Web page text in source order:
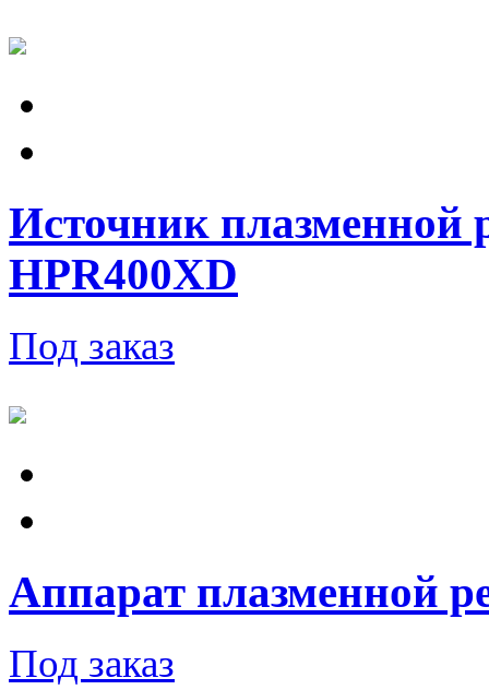
Источник плазменной
HPR400XD
Под заказ
Аппарат плазменной
Под заказ